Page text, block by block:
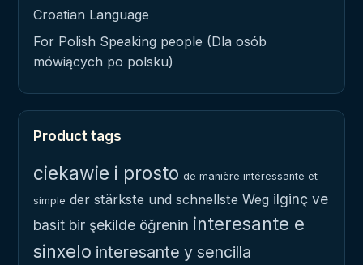
Croatian Language
For Polish Speaking people (Dla osób
mówiących po polsku)
Product tags
ciekawie i prosto de manière intéressante et
simple der stärkste und schnellste Weg ilginç ve
basit bir şekilde öğrenin interesante e
sinxelo interesante y sencilla